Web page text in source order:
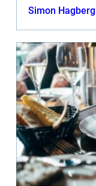
Simon Hagberg